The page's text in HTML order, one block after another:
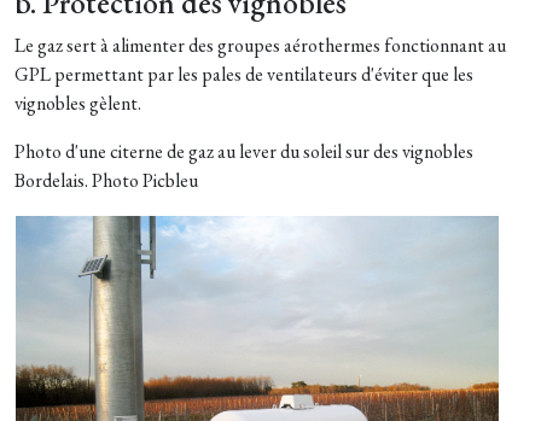
Le gaz sert à alimenter des groupes aérothermes fonctionnant au
GPL permettant par les pales de ventilateurs d'éviter que les
vignobles gèlent.
Photo d'une citerne de gaz au lever du soleil sur des vignobles
Bordelais. Photo Picbleu